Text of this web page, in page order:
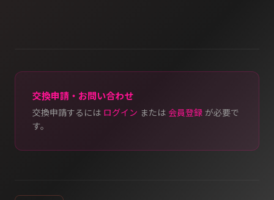
交換申請・お問い合わせ
交換申請するには ログイン または 会員登録 が必要で
す。